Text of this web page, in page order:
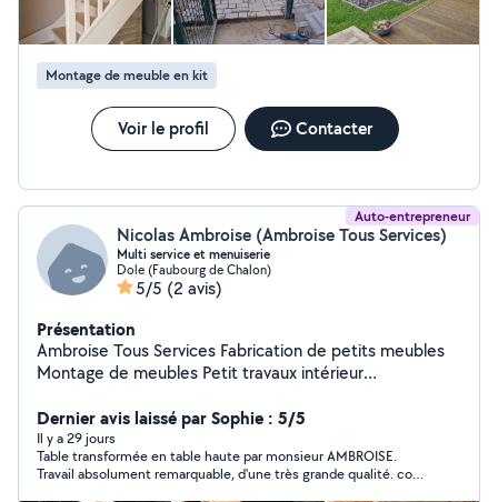
Montage de meuble en kit
Voir le profil Contacter
Auto-entrepreneur
Nicolas Ambroise (Ambroise Tous Services)
Multi service et menuiserie
Dole (Faubourg de Chalon)
5/5 (2 avis)
Présentation
Ambroise Tous Services Fabrication de petits meubles
Montage de meubles Petit travaux intérieur
week-ends
Dernier avis laissé par Sophie : 5/5
Il y a 29 jours
Table transformée en table haute par monsieur AMBROISE.
Travail absolument remarquable, d'une très grande qualité. coût